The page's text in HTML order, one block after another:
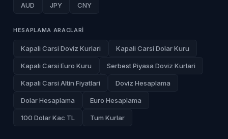
AUD JPY CNY
HESAPLAMA ARACLARI
Kapali Carsi Doviz Kurlari Kapali Carsi Dolar Kuru
Kapali Carsi Euro Kuru Serbest Piyasa Doviz Kurlari
Kapali Carsi Altin Fiyatlari Doviz Hesaplama
Dolar Hesaplama Euro Hesaplama
100 Dolar Kac TL Tum Kurlar